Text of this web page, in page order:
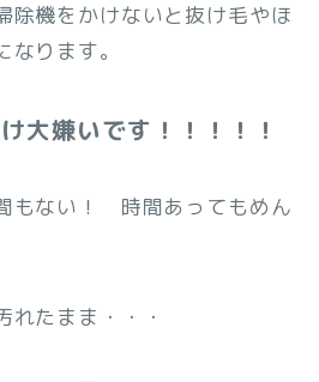
除機をかけないと抜け毛やほ
ります。
大嫌いです！！！！！
もない！ 時間あってもめん
れたまま・・・